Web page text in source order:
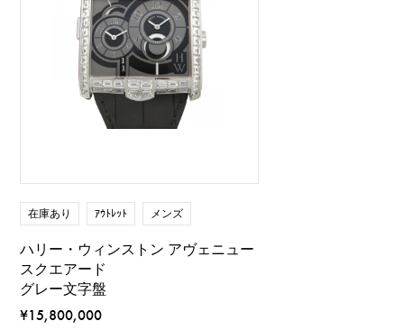
在庫あり ｱｳﾄﾚｯﾄ メンズ
ハリー・ウィンストン アヴェニュー
スクエアード
グレー文字盤
¥15,800,000